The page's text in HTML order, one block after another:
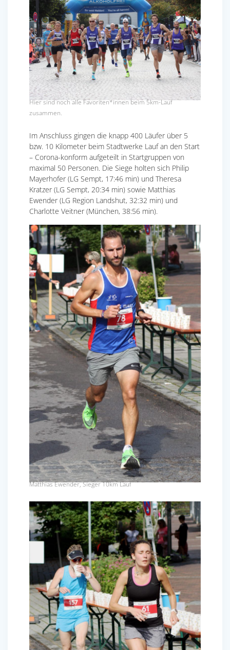
Hier sind noch alle Favoriten*innen beim 5km-Lauf
zusammen.
Im Anschluss gingen die knapp 400 Läufer über 5
bzw. 10 Kilometer beim Stadtwerke Lauf an den Start
– Corona-konform aufgeteilt in Startgruppen von
maximal 50 Personen. Die Siege holten sich Philip
Mayerhofer (LG Sempt, 17:46 min) und Theresa
Kratzer (LG Sempt, 20:34 min) sowie Matthias
Ewender (LG Region Landshut, 32:32 min) und
Charlotte Veitner (München, 38:56 min).
Matthias Ewender, Sieger 10km Lauf